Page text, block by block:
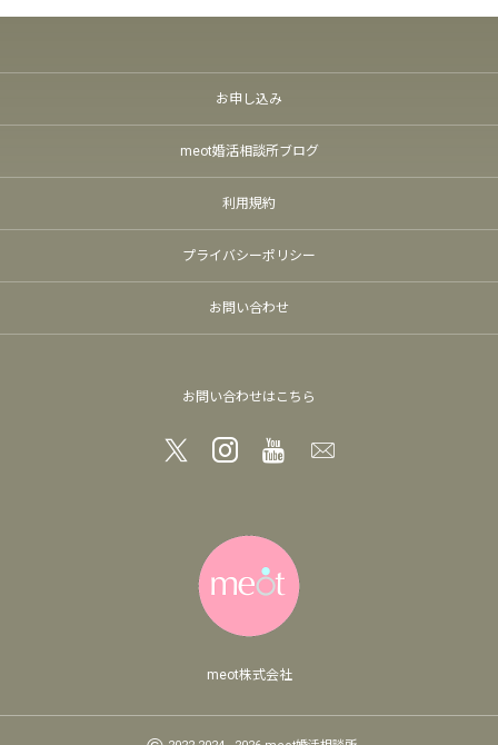
お申し込み
meot婚活相談所ブログ
利用規約
プライバシーポリシー
お問い合わせ
お問い合わせはこちら
meot株式会社